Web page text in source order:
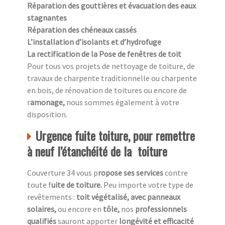
Réparation des gouttières et évacuation des eaux
stagnantes
Réparation des chéneaux cassés
L’installation d’isolants et d’hydrofuge
La rectification de la Pose de fenêtres de toit
Pour tous vos projets de nettoyage de toiture, de
travaux de charpente traditionnelle ou charpente
en bois, de rénovation de toitures ou encore de
ramonage, nous sommes également à votre
disposition.
Urgence fuite toiture, pour remettre
à neuf l’étanchéité de la toiture
Couverture 34 vous propose ses servicescontre
toute fuite de toiture. Peu importe votre type de
revêtements : toit végétalisé, avec panneaux
solaires,ou encore en tôle, nos professionnels
qualifiéssauront apporter longévité et efficacité